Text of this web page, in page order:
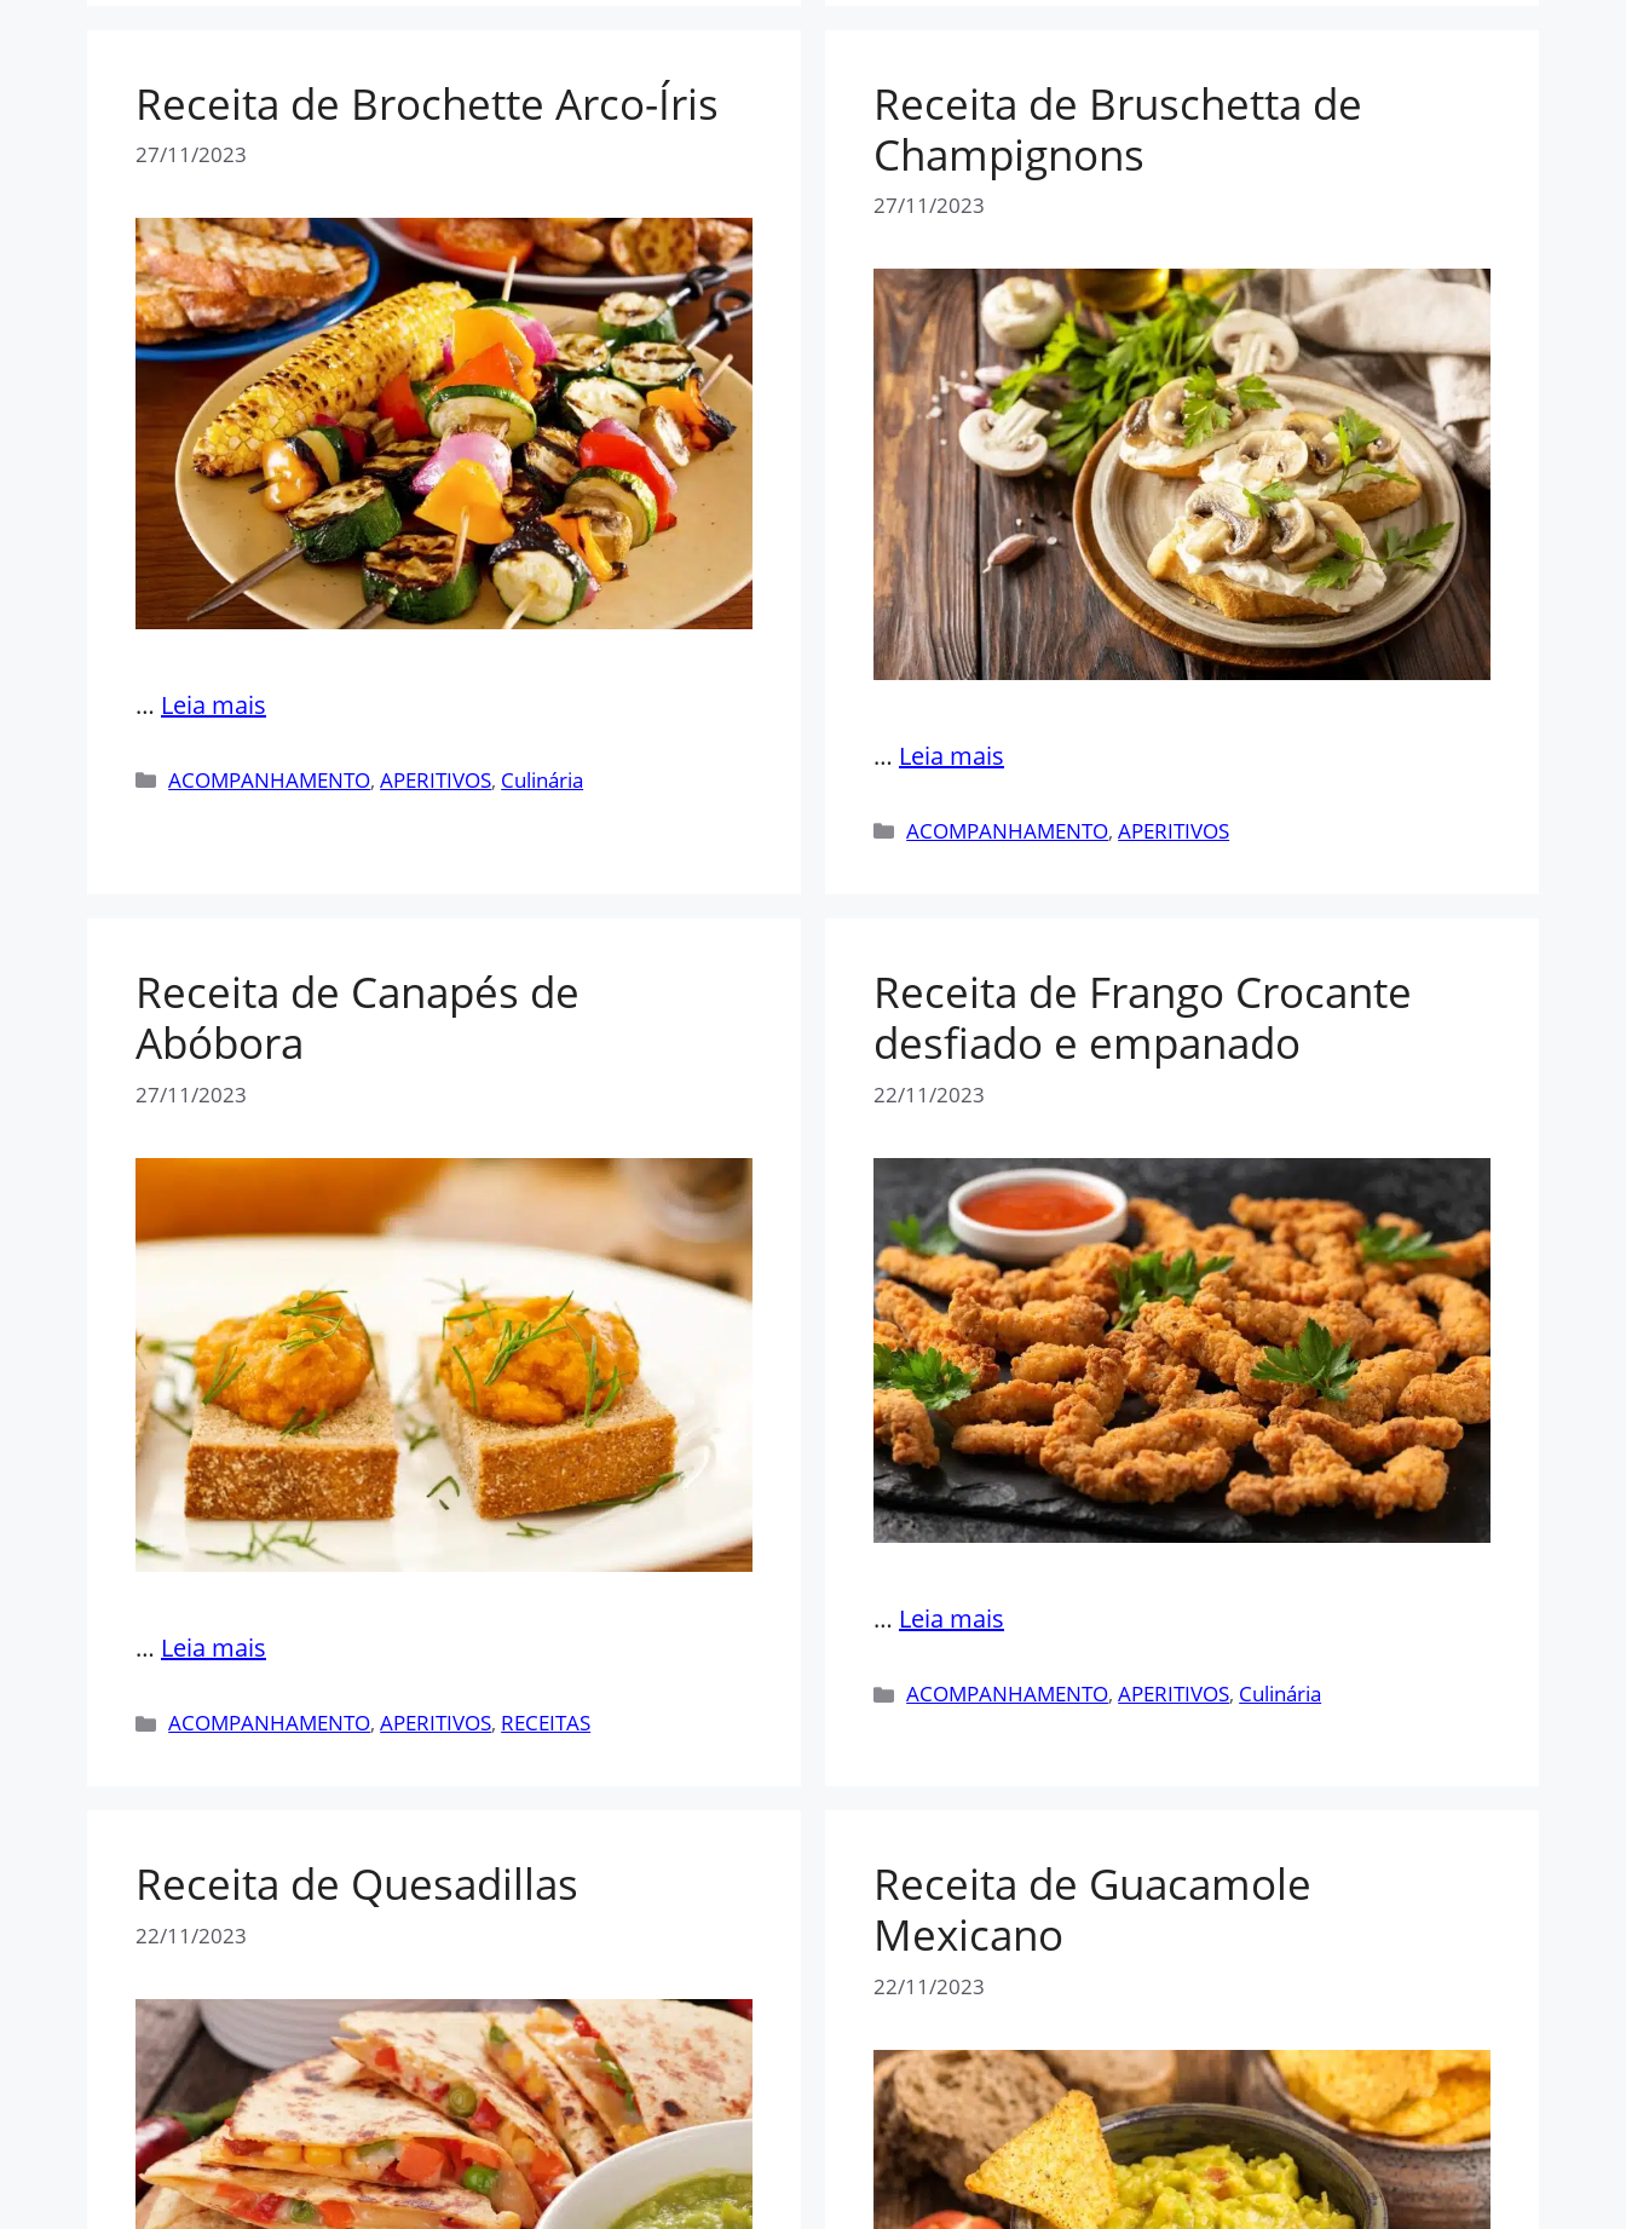
Receita de Brochette Arco-Íris
27/11/2023
… Leia mais
Categorias
ACOMPANHAMENTO,APERITIVOS, Culinária
Receita de Bruschetta de
Champignons
27/11/2023
… Leia mais
Categorias
ACOMPANHAMENTO,APERITIVOS
Receita de Canapés de
Abóbora
27/11/2023
… Leia mais
Categorias
ACOMPANHAMENTO,APERITIVOS, RECEITAS
Receita de Frango Crocante
desfiado e empanado
22/11/2023
… Leia mais
Categorias
ACOMPANHAMENTO,APERITIVOS, Culinária
Receita de Quesadillas
22/11/2023
Receita de Guacamole
Mexicano
22/11/2023